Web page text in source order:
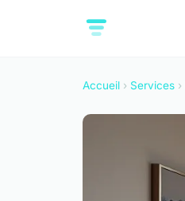
Accueil › Services ›